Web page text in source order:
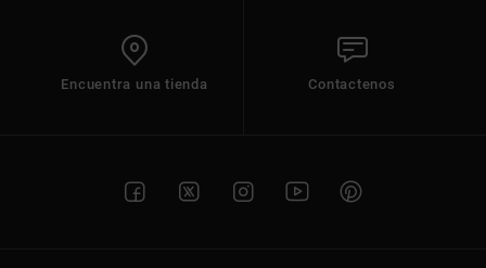
Encuentra una tienda Contactenos